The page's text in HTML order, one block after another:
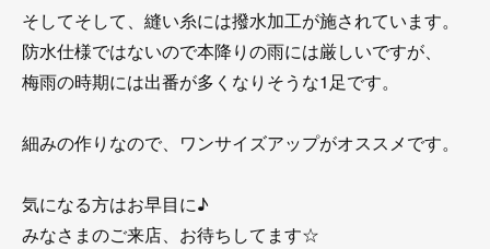
そしてそして、縫い糸には撥水加工が施されています。
防水仕様ではないので本降りの雨には厳しいですが、
梅雨の時期には出番が多くなりそうな1足です。
細みの作りなので、ワンサイズアップがオススメです。
気になる方はお早目に♪
みなさまのご来店、お待ちしてます☆